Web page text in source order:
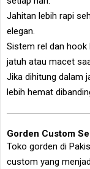
Jahitan lebih rapi
elegan.
Sistem rel dan hook
jatuh atau macet
Jika dihitung dalam
lebih hemat
Gorden Custom
Toko gorden di
custom yang